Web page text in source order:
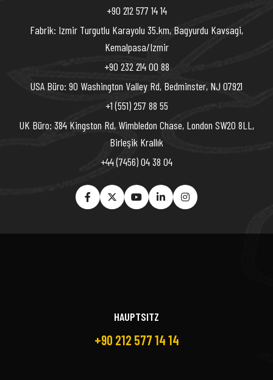
+90 212 577 14 14
Fabrik: Izmir Turgutlu Karayolu 35.km, Bagyurdu Kavsagi,
Kemalpasa/Izmir
+90 232 214 00 88
USA Büro: 90 Washington Valley Rd, Bedminster, NJ 07921
+1 (551) 257 88 55
UK Büro: 384 Kingston Rd, Wimbledon Chase, London SW20 8LL,
Birleşik Krallık
+44 (7456) 04 38 04
HAUPTSITZ
+90 212 577 14 14